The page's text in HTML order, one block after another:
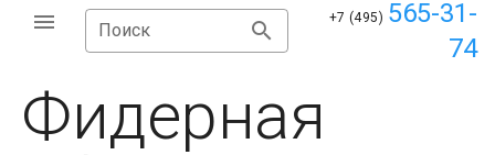
Поиск
+7 (495) 565-31-
74
Фидерная